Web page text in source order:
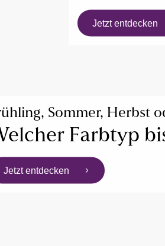
Jetzt entdecken
Sommer, Herbst
Farbtyp
Jetzt entdecken